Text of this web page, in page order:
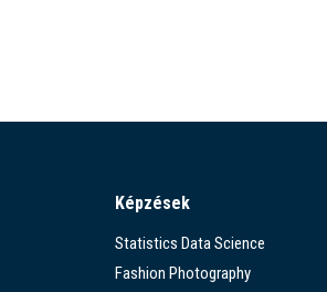
Képzések
Statistics Data Science
Fashion Photography